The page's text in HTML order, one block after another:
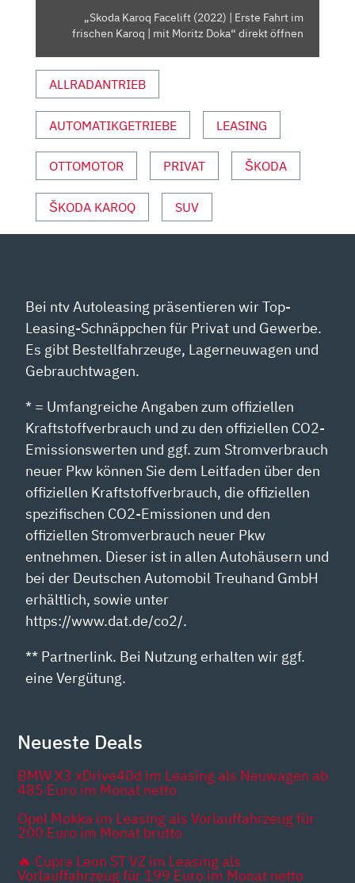
FRISCHEN
KAROQ
MIT
MORITZ
VON
YOUTUBE
ANZEIGEN
„Skoda Karoq Facelift (2022) | Erste Fahrt im
frischen Karoq | mit Moritz Doka“ direkt öffnen
ALLRADANTRIEB
AUTOMATIKGETRIEBE LEASING
OTTOMOTOR PRIVAT ŠKODA
ŠKODA KAROQ SUV
Bei ntv Autoleasing präsentieren wir Top-
Leasing-Schnäppchen für Privat und Gewerbe.
Es gibt Bestellfahrzeuge, Lagerneuwagen und
Gebrauchtwagen.
* = Umfangreiche Angaben zum offiziellen
Kraftstoffverbrauch und zu den offiziellen CO2-
Emissionswerten und ggf. zum Stromverbrauch
neuer Pkw können Sie dem Leitfaden über den
offiziellen Kraftstoffverbrauch, die offiziellen
spezifischen CO2-Emissionen und den
offiziellen Stromverbrauch neuer Pkw
entnehmen. Dieser ist in allen Autohäusern und
bei der Deutschen Automobil Treuhand GmbH
erhältlich, sowie unter
https://www.dat.de/co2/.
** Partnerlink. Bei Nutzung erhalten wir ggf.
eine Vergütung.
Neueste Deals
BMW X3 xDrive40d im Leasing als Neuwagen ab
485 Euro im Monat netto
Opel Mokka im Leasing als Vorlauffahrzeug für
200 Euro im Monat brutto
🔥 Cupra Leon ST VZ im Leasing als
Vorlauffahrzeug für 199 Euro im Monat netto